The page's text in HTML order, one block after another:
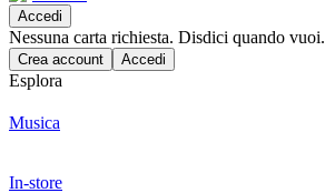
Accedi
Nessuna carta richiesta. Disdici quando vuoi.
Crea account Accedi
Esplora
Musica
In-store